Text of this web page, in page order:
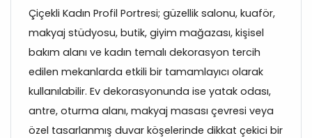
Çiçekli Kadın Profil Portresi; güzellik salonu, kuaför,
makyaj stüdyosu, butik, giyim mağazası, kişisel
bakım alanı ve kadın temalı dekorasyon tercih
edilen mekanlarda etkili bir tamamlayıcı olarak
kullanılabilir. Ev dekorasyonunda ise yatak odası,
antre, oturma alanı, makyaj masası çevresi veya
özel tasarlanmış duvar köşelerinde dikkat çekici bir